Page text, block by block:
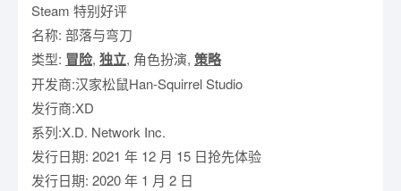
Steam 特别好评
名称: 部落与弯刀
类型: 冒险, 独立, 角色扮演, 策略
开发商:汉家松鼠Han-Squirrel Studio
发行商:XD
系列:X.D. Network Inc.
发行日期: 2021 年 12 月 15 日抢先体验
发行日期: 2020 年 1 月 2 日